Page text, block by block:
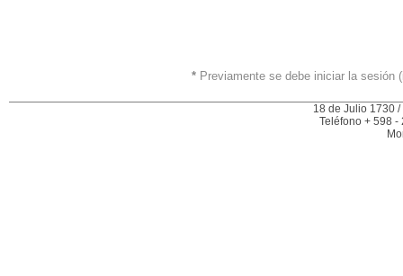
* Previamente se debe iniciar la sesión
18 de Julio 1730
Teléfono + 598 -